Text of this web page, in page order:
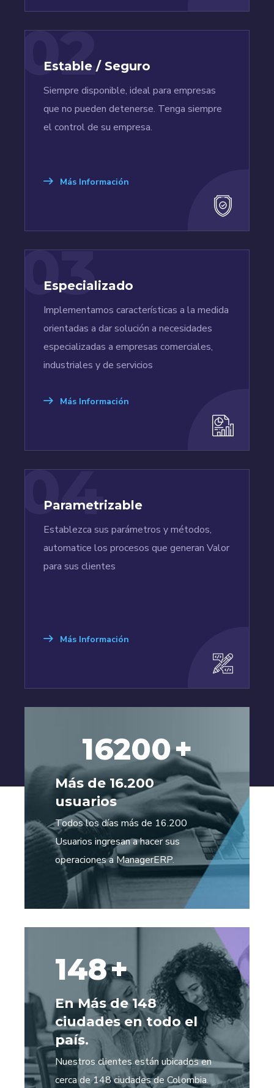
02
Estable / Seguro
Siempre disponible, ideal para empresas
que no pueden detenerse. Tenga siempre
el control de su empresa.
Más Información
03
Especializado
Implementamos características a la medida
orientadas a dar solución a necesidades
especializadas a empresas comerciales,
industriales y de servicios
Más Información
04
Parametrizable
Establezca sus parámetros y métodos,
automatice los procesos que generan Valor
para sus clientes
Más Información
16200+
Más de 16.200
usuarios
Todos los días más de 16.200
Usuarios ingresan a hacer sus
operaciones a ManagerERP.
148+
En Más de 148
ciudades en todo el
país.
Nuestros clientes están ubicados en
cerca de 148 ciudades de Colombia.